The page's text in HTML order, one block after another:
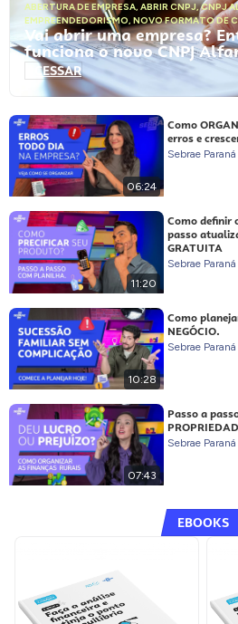
ABERTURA DE EMPRESA, ABRIR CNPJ,CNPJ
EMPREENDEDORISMO, NOVO FORMATO DE
Vai abrir uma empresa?
funciona o novo CNPJ
ACESSAR
06:24
Como
erros e
Sebrae Paraná
11:20
Como definir
passo
GRATUITA
Sebrae Paraná
10:28
Como
NEGÓCIO.
Sebrae Paraná
07:43
Passo a
Sebrae Paraná
EBOOKS